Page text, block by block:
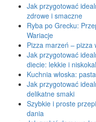
Jak przygotować
zdrowe i smaczne
Ryba po Grecku:
Wariacje
Pizza marzeń – pizza
Jak przygotować
diecie: lekkie i
Kuchnia włoska:
Jak przygotować
delikatne smaki
Szybkie i proste
dania